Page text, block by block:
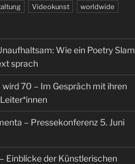
Videokunst worldwide
Wie ein Poetry Slam
sprach
70 – Im Gespräch mit ihren
– Pressekonferenz 5. Juni
Einblicke der Künstlerischen